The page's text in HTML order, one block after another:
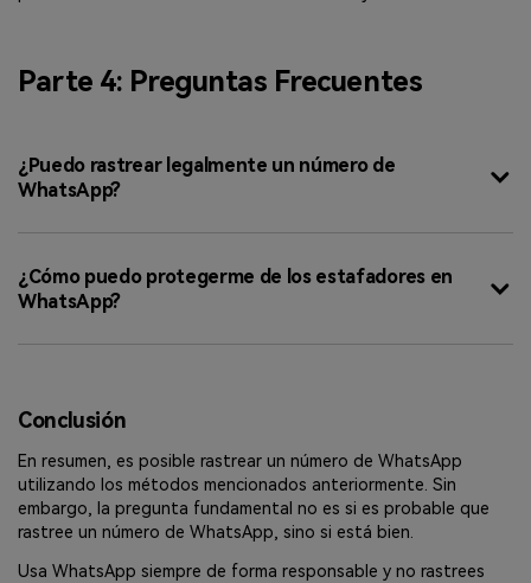
Parte 4: Preguntas Frecuentes
¿Puedo rastrear legalmente un número de
WhatsApp?
¿Cómo puedo protegerme de los estafadores en
WhatsApp?
Conclusión
En resumen, es posible rastrear un número de WhatsApp
utilizando los métodos mencionados anteriormente. Sin
embargo, la pregunta fundamental no es si es probable que
rastree un número de WhatsApp, sino si está bien.
Usa WhatsApp siempre de forma responsable y no rastrees